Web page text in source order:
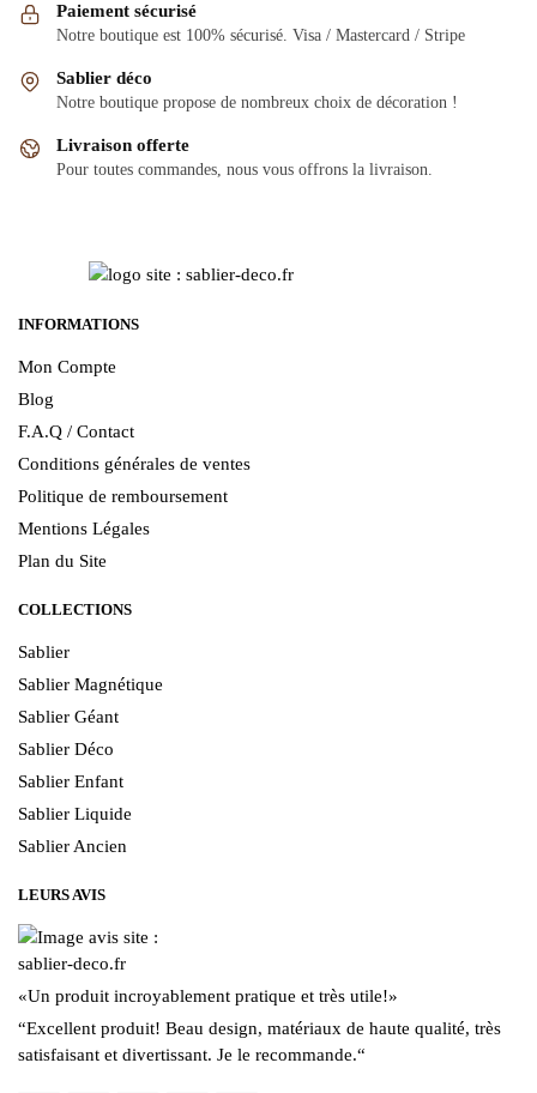
Paiement sécurisé
Notre boutique est 100% sécurisé. Visa / Mastercard / Stripe
Sablier déco
Notre boutique propose de nombreux choix de décoration !
Livraison offerte
Pour toutes commandes, nous vous offrons la livraison.
INFORMATIONS
Mon Compte
Blog
F.A.Q / Contact
Conditions générales de ventes
Politique de remboursement
Mentions Légales
Plan du Site
COLLECTIONS
Sablier
Sablier Magnétique
Sablier Géant
Sablier Déco
Sablier Enfant
Sablier Liquide
Sablier Ancien
LEURS AVIS
«Un produit incroyablement pratique et très utile!»
“Excellent produit! Beau design, matériaux de haute qualité, très
satisfaisant et divertissant. Je le recommande.“